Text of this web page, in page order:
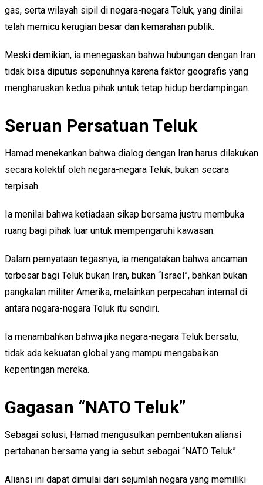
gas, serta wilayah sipil di negara-negara Teluk, yang dinilai
telah memicu kerugian besar dan kemarahan publik.
Meski demikian, ia menegaskan bahwa hubungan dengan Iran
tidak bisa diputus sepenuhnya karena faktor geografis yang
mengharuskan kedua pihak untuk tetap hidup berdampingan.
Seruan Persatuan Teluk
Hamad menekankan bahwa dialog dengan Iran harus dilakukan
secara kolektif oleh negara-negara Teluk, bukan secara
terpisah.
Ia menilai bahwa ketiadaan sikap bersama justru membuka
ruang bagi pihak luar untuk mempengaruhi kawasan.
Dalam pernyataan tegasnya, ia mengatakan bahwa ancaman
terbesar bagi Teluk bukan Iran, bukan “Israel”, bahkan bukan
pangkalan militer Amerika, melainkan perpecahan internal di
antara negara-negara Teluk itu sendiri.
Ia menambahkan bahwa jika negara-negara Teluk bersatu,
tidak ada kekuatan global yang mampu mengabaikan
kepentingan mereka.
Gagasan “NATO Teluk”
Sebagai solusi, Hamad mengusulkan pembentukan aliansi
pertahanan bersama yang ia sebut sebagai “NATO Teluk”.
Aliansi ini dapat dimulai dari sejumlah negara yang memiliki